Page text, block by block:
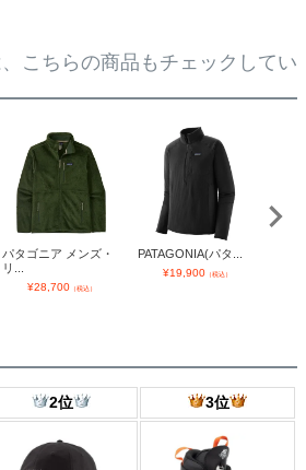
こちらの商品もチェックしてい
パタゴニア メンズ・
リ...
¥28,700（税込）
PATAGONIA(パタ...
¥19,900（税込）
2位 3位